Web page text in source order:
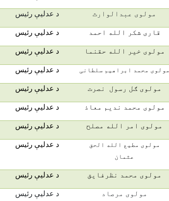
مولوی عبدالوارث د عدلیې رئیس
قاری شکر الله احمد د عدلیې رئیس
مولوی خیر الله حقنما د عدلیې رئیس
مولوی محمد ابراهیم سلطانی د عدلیې رئیس
مولوی ګل رسول نصرت د عدلیې رئیس
مولوی محمد ندیم معاذ د عدلیې رئیس
مولوی امر الله مصلح د عدلیې رئیس
مولوی مطیع الله الحق
عثمان
د عدلیې رئیس
مولوی محمد نظرفایق د عدلیې رئیس
مولوی مرصاد د عدلیې رئیس